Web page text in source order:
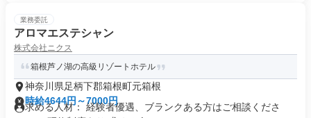
業務委託
アロマエステシャン
株式会社ニクス
箱根芦ノ湖の高級リゾートホテル
神奈川県足柄下郡箱根町元箱根
時給4644円～7000円
求める人材： 経験者優遇、ブランクある方はご相談くださ